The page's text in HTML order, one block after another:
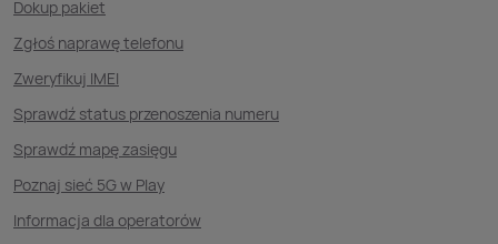
Dokup pakiet
Zgłoś naprawę telefonu
Zweryfikuj IMEI
Sprawdź status przenoszenia numeru
Sprawdź mapę zasięgu
Poznaj sieć 5G w Play
Informacja dla operatorów